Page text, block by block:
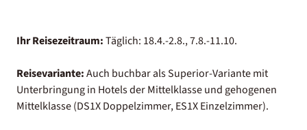
Ihr Reisezeitraum:Täglich: 18.4.-2.8., 7.8.-11.10.
Reisevariante:Auch buchbar als Superior-Variante mit
Unterbringung in Hotels der Mittelklasse und gehogenen
Mittelklasse (DS1X Doppelzimmer, ES1X Einzelzimmer).